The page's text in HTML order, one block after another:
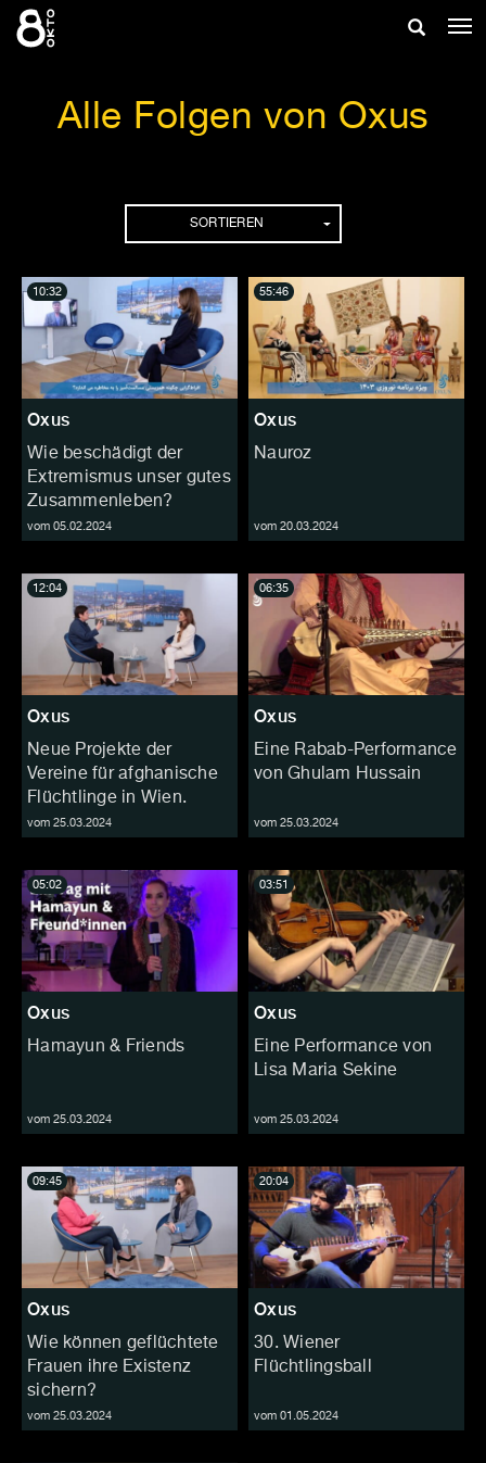
Zum
Inhalt
Suche
Alle Folgen von Oxus
SORTIEREN
Oxus
Wie beschädigt der
Extremismus unser gutes
Zusammenleben?
vom 05.02.2024
10:32
Oxus
Nauroz
vom 20.03.2024
55:46
Oxus
Neue Projekte der
Vereine für afghanische
Flüchtlinge in Wien.
vom 25.03.2024
12:04
Oxus
Eine Rabab-Performance
von Ghulam Hussain
vom 25.03.2024
06:35
Oxus
Hamayun & Friends
vom 25.03.2024
05:02
Oxus
Eine Performance von
Lisa Maria Sekine
vom 25.03.2024
03:51
Oxus
Wie können geflüchtete
Frauen ihre Existenz
sichern?
vom 25.03.2024
09:45
Oxus
30. Wiener
Flüchtlingsball
vom 01.05.2024
20:04